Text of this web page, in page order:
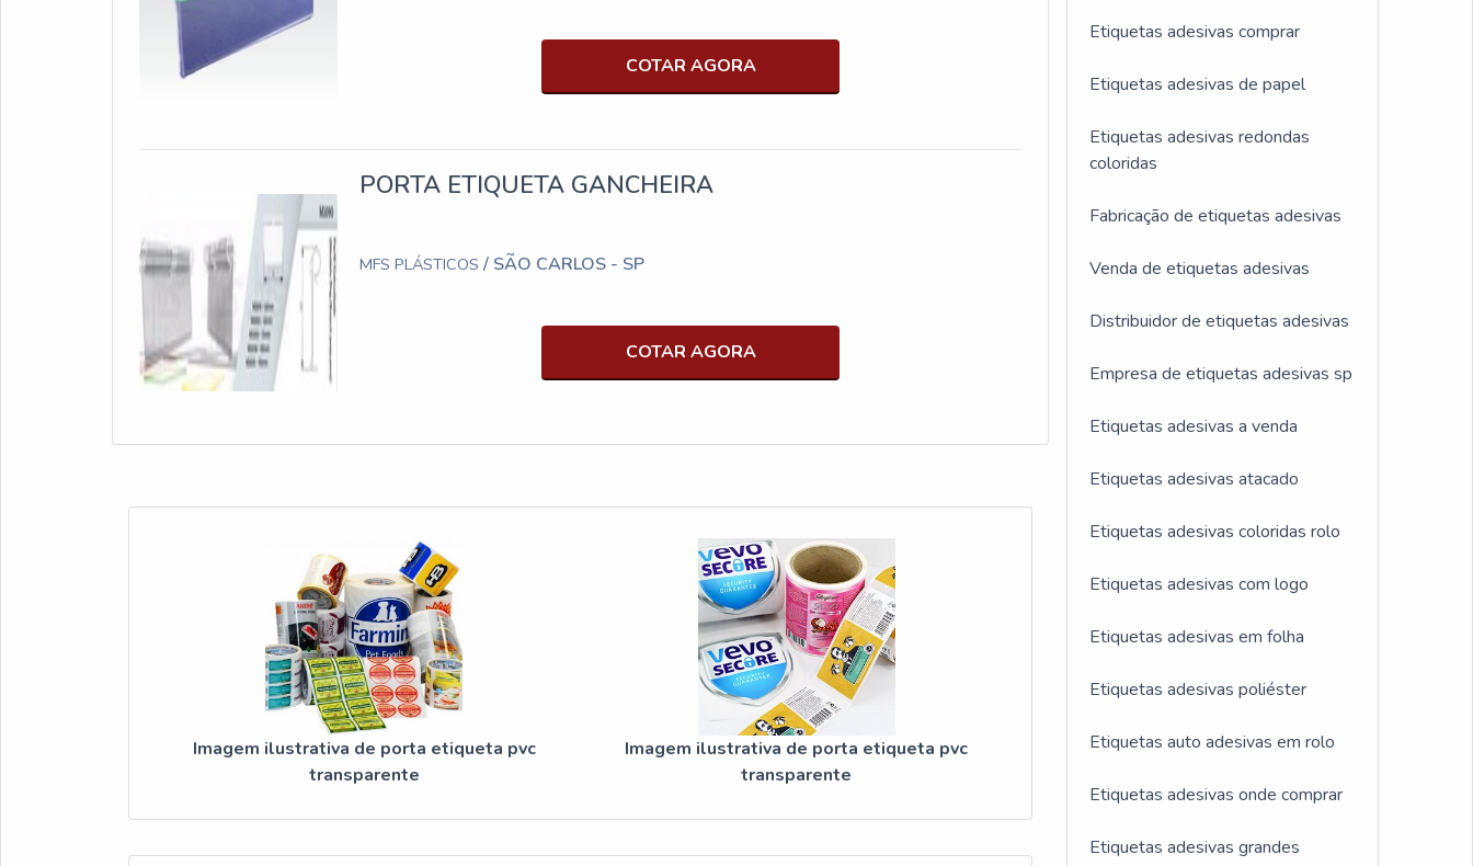
COTAR AGORA
PORTA ETIQUETA GANCHEIRA
MFS PLÁSTICOS/ SÃO CARLOS - SP
COTAR AGORA
Imagem ilustrativa de porta etiqueta pvc
transparente
Imagem ilustrativa de porta etiqueta pvc
transparente
Etiquetas adesivas comprar
Etiquetas adesivas de papel
Etiquetas adesivas redondas
coloridas
Fabricação de etiquetas adesivas
Venda de etiquetas adesivas
Distribuidor de etiquetas adesivas
Empresa de etiquetas adesivas sp
Etiquetas adesivas a venda
Etiquetas adesivas atacado
Etiquetas adesivas coloridas rolo
Etiquetas adesivas com logo
Etiquetas adesivas em folha
Etiquetas adesivas poliéster
Etiquetas auto adesivas em rolo
Etiquetas adesivas onde comprar
Etiquetas adesivas grandes